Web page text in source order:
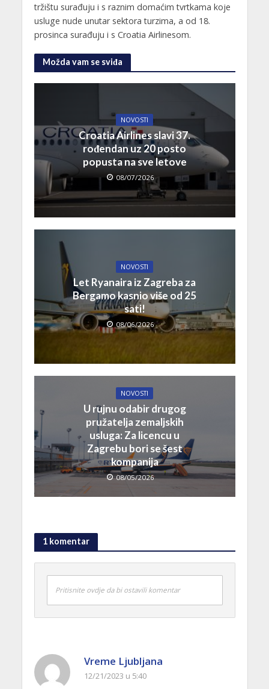
tržištu surađuju i s raznim domaćim tvrtkama koje
usluge nude unutar sektora turzima, a od 18.
prosinca surađuju i s Croatia Airlinesom.
Možda vam se sviđa
NOVOSTI
Croatia Airlines slavi 37.
rođendan uz 20 posto
popusta na sve letove
08/07/2026
NOVOSTI
Let Ryanaira iz Zagreba za
Bergamo kasnio više od 25
sati!
08/06/2026
NOVOSTI
U rujnu odabir drugog
pružatelja zemaljskih
usluga: Za licencu u
Zagrebu bori se šest
kompanija
08/05/2026
1 komentar
Pritisnite ovdje da bi ostavili komentar
Vreme Ljubljana
12/21/2023 u 5:40